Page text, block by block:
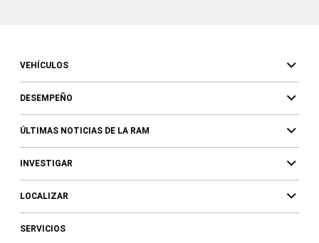
VEHÍCULOS
DESEMPEÑO
ÚLTIMAS NOTICIAS DE LA RAM
INVESTIGAR
LOCALIZAR
SERVICIOS